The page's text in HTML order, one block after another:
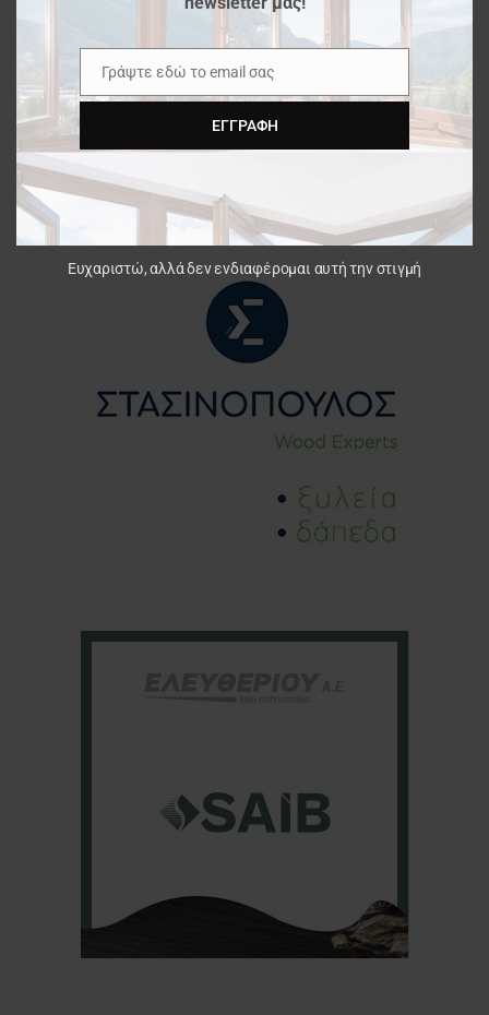
Email
Γράψτε εδώ το email σας
ΕΓΓΡΑΦΉ
Ευχαριστώ, αλλά δεν ενδιαφέρομαι αυτή την στιγμή